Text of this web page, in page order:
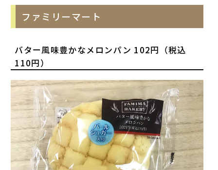
ファミリーマート
バター風味豊かなメロンパン 102円（税込
110円）